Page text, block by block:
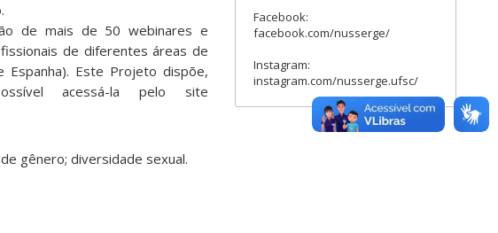
de mais de 50 webinares e
de diferentes áreas de
Espanha). Este Projeto dispõe,
acessá-la pelo site
gênero; diversidade sexual.
Facebook:
facebook.com/nusserge/
Instagram:
instagram.com/nusserge.ufsc/